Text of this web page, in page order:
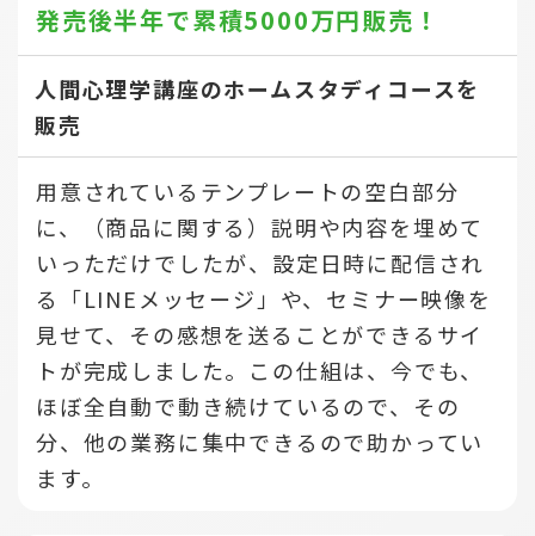
発売後半年で累積5000万円販売！
人間心理学講座のホームスタディコースを
販売
用意されているテンプレートの空白部分
に、（商品に関する）説明や内容を埋めて
いっただけでしたが、設定日時に配信され
る「LINEメッセージ」や、セミナー映像を
見せて、その感想を送ることができるサイ
トが完成しました。この仕組は、今でも、
ほぼ全自動で動き続けているので、その
分、他の業務に集中できるので助かってい
ます。